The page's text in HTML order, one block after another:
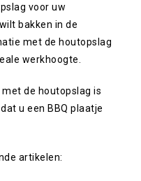
voor uw
bakken in de
met de houtopslag
werkhoogte.
de houtopslag is
u een BBQ plaatje
artikelen: